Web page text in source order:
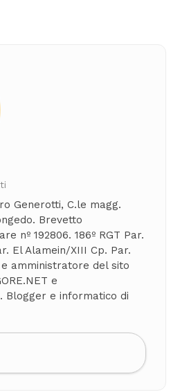
Generotti, C.le magg.
Brevetto
nº 192806. 186º RGT Par.
El Alamein/XIII Cp. Par.
amministratore del sito
e
Blogger e informatico di